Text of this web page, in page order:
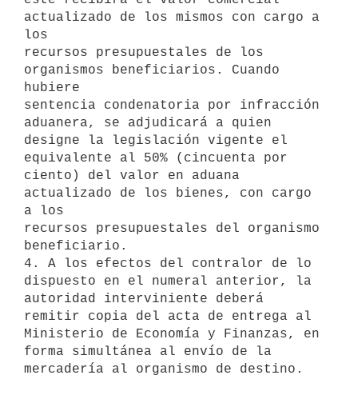
actualizado de los mismos con cargo a
los
recursos presupuestales de los
organismos beneficiarios. Cuando
hubiere
sentencia condenatoria por infracción
aduanera, se adjudicará a quien
designe la legislación vigente el
equivalente al 50% (cincuenta por
ciento) del valor en aduana
actualizado de los bienes, con cargo
a los
recursos presupuestales del organismo
beneficiario.
4. A los efectos del contralor de lo
dispuesto en el numeral anterior, la
autoridad interviniente deberá
remitir copia del acta de entrega al
Ministerio de Economía y Finanzas, en
forma simultánea al envío de la